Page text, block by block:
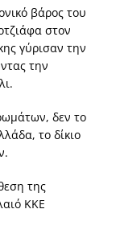
βάρος του
στον
γύρισαν την
την
δεν το
το δίκιο
της
ΚΚΕ